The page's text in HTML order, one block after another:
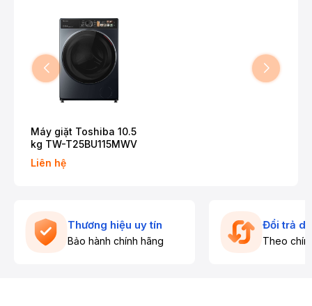
Máy giặt Toshiba 10.5
kg TW-T25BU115MWV
Liên hệ
Thương hiệu uy tín
Bảo hành chính hãng
Đổi trả
Theo